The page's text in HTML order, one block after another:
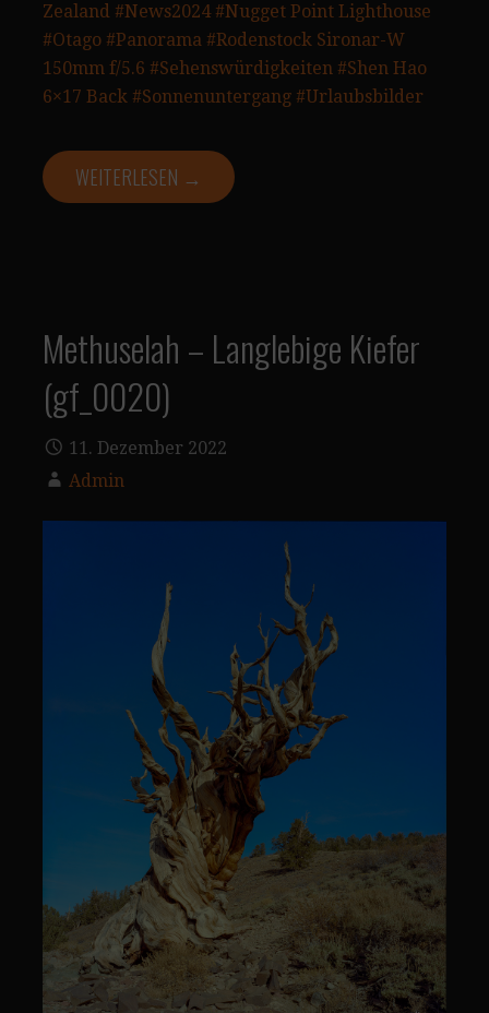
Zealand #News2024 #Nugget Point Lighthouse
#Otago #Panorama #Rodenstock Sironar-W
150mm f/5.6 #Sehenswürdigkeiten #Shen Hao
6×17 Back #Sonnenuntergang #Urlaubsbilder
WEITERLESEN →
Methuselah – Langlebige Kiefer
(gf_0020)
11. Dezember 2022
Admin